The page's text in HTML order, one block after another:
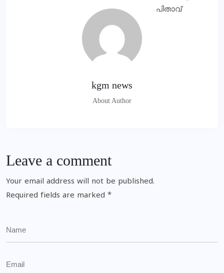
kgm news
About Author
Leave a comment
Your email address will not be published.
Required fields are marked *